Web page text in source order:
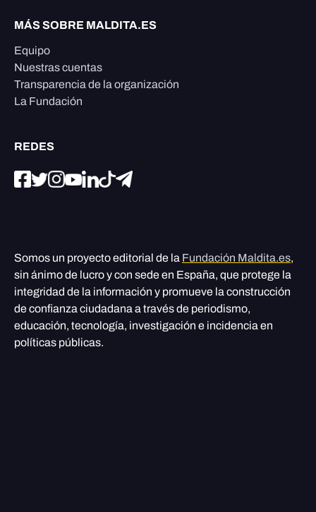
MÁS SOBRE MALDITA.ES
Equipo
Nuestras cuentas
Transparencia de la organización
La Fundación
REDES
Somos un proyecto editorial de la Fundación Maldita.es,
sin ánimo de lucro y con sede en España, que protege la
integridad de la información y promueve la construcción
de confianza ciudadana a través de periodismo,
educación, tecnología, investigación e incidencia en
políticas públicas.